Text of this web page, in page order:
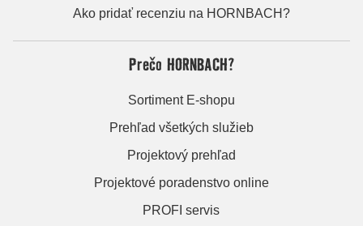
Ako pridať recenziu na HORNBACH?
Prečo HORNBACH?
Sortiment E-shopu
Prehľad všetkých služieb
Projektový prehľad
Projektové poradenstvo online
PROFI servis